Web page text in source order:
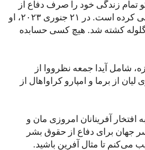
تمام زندگی خود را صرف دفاع از
حقوق بشر در اسواتینی کرده است. در ۲۱ جنوری ۲۰۲۳، او
کشته شد. هیچ کسی حسابده
شامل آیدا جمعه نظرووا از
از برما و امپارو کراواهال از
افتخار آفرینانان امروزی مان و
جهان برای دفاع از حقوق بشر
می‌کنم تا مثال آفرین باشید.